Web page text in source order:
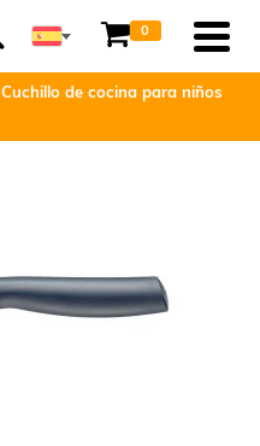
0
Cuchillo de cocina para niños